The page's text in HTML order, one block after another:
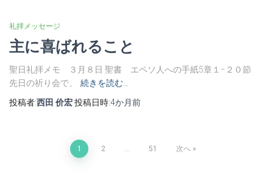
礼拝メッセージ
主に喜ばれること
聖日礼拝メモ ３月８日 聖書 エペソ人への手紙5章１−２０節
先日の祈り会で、
続きを読む…
投稿者:西田 价宏投稿日時:4か月前
1 2 … 51 次へ